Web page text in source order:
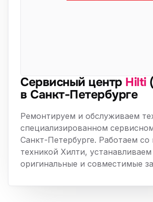
Сервисный центр Hilti
в Санкт-Петербурге
Ремонтируем и обслуживаем
специализированном
Санкт-Петербурге. Работаем со
техникой Хилти, устанавливаем
оригинальные и совместимые